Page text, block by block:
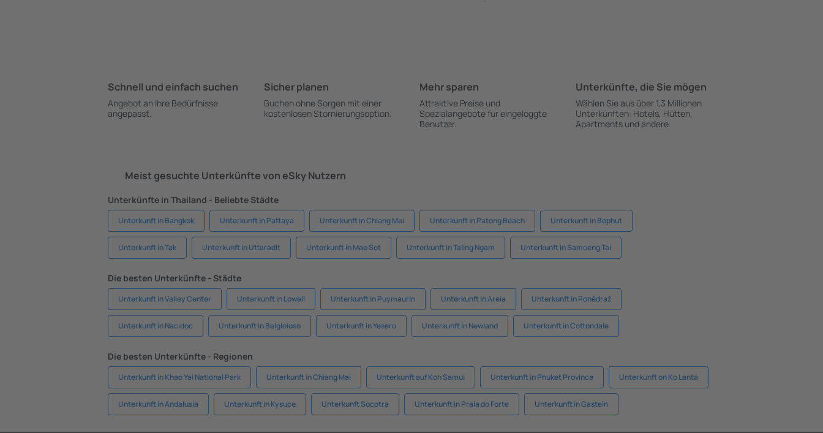
Schnell und einfach suchen
Angebot an Ihre Bedürfnisse
angepasst.
Sicher planen
Buchen ohne Sorgen mit einer
kostenlosen Stornierungsoption.
Mehr sparen
Attraktive Preise und
Spezialangebote für eingeloggte
Benutzer.
Unterkünfte, die Sie mögen
Wählen Sie aus über 1,3 Millionen
Unterkünften: Hotels, Hütten,
Apartments und andere.
Meist gesuchte Unterkünfte von eSky Nutzern
Unterkünfte in Thailand - Beliebte Städte
Unterkunft in Bangkok Unterkunft in Pattaya Unterkunft in Chiang Mai Unterkunft in Patong Beach Unterkunft in Bophut
Unterkunft in Tak Unterkunft in Uttaradit Unterkunft in Mae Sot Unterkunft in Taling Ngam Unterkunft in Samoeng Tai
Die besten Unterkünfte - Städte
Unterkunft in Valley Center Unterkunft in Lowell Unterkunft in Puymaurin Unterkunft in Areia Unterkunft in Ponědraž
Unterkunft in Nacidoc Unterkunft in Belgioioso Unterkunft in Yesero Unterkunft in Newland Unterkunft in Cottondale
Die besten Unterkünfte - Regionen
Unterkunft in Khao Yai National Park Unterkunft in Chiang Mai Unterkunft auf Koh Samui Unterkunft in Phuket Province Unterkunft on Ko Lanta
Unterkunft in Andalusia Unterkunft in Kysuce Unterkunft Socotra Unterkunft in Praia do Forte Unterkunft in Gastein